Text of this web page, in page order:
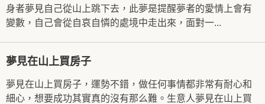
身者夢見自己從山上跳下去，此夢是提醒夢者的愛情上會有
變數，自己會從自哀自憐的處境中走出來，面對一...
夢見在山上買房子
夢見在山上買房子，運勢不錯，做任何事情都非常有耐心和
細心，想要成功其實真的沒有那么難。生意人夢見在山上買